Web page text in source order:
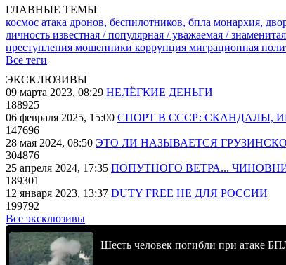
ГЛАВНЫЕ ТЕМЫ
космос атака дронов, беспилотников, бпла монархия,
личность известная / популярная / уважаемая /
преступления мошенники коррупция миграционная
Все теги
ЭКСКЛЮЗИВЫ
09 марта 2023, 08:29 НЕЛЁГКИЕ ДЕНЬГИ
188925
06 февраля 2025, 15:00 СПОРТ В СССР: СКАНДАЛЫ,
147696
28 мая 2024, 08:50 ЭТО ЛИ НАЗЫВАЕТСЯ
304876
25 апреля 2024, 17:35 ПОПУТНОГО ВЕТРА...
189301
12 января 2023, 13:37 DUTY FREE НЕ ДЛЯ РОССИИ
199792
Все эксклюзивы
Шесть человек погибли при атаке